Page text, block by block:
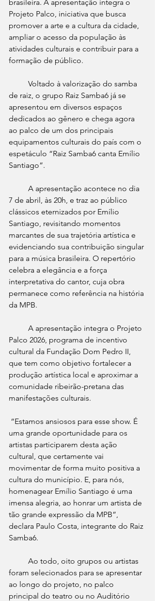
brasileira. A apresentação integra o
Projeto Palco, iniciativa que busca
promover a arte e a cultura da cidade,
ampliar o acesso da população às
atividades culturais e contribuir para a
formação de público.
de raiz, o grupo Raiz Samba6 já se
apresentou em diversos espaços
dedicados ao gênero e chega agora
ao palco de um dos principais
equipamentos culturais do país com o
espetáculo “Raiz Samba6 canta Emílio
Santiago”.
7 de abril, às 20h, e traz ao público
clássicos eternizados por Emílio
Santiago, revisitando momentos
marcantes de sua trajetória artística e
evidenciando sua contribuição singular
para a música brasileira. O repertório
celebra a elegância e a força
interpretativa do cantor, cuja obra
permanece como referência na história
da MPB.
Palco 2026, programa de incentivo
cultural da Fundação Dom Pedro II,
que tem como objetivo fortalecer a
produção artística local e aproximar a
comunidade ribeirão-pretana das
manifestações culturais.
uma grande oportunidade para os
artistas participarem desta ação
cultural, que certamente vai
movimentar de forma muito positiva a
cultura do município. E, para nós,
homenagear Emílio Santiago é uma
imensa alegria, ao honrar um artista de
tão grande expressão da MPB”,
declara Paulo Costa, integrante do Raiz
Samba6.
foram selecionados para se apresentar
ao longo do projeto, no palco
principal do teatro ou no Auditório